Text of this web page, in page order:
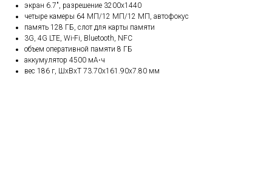
экран 6.7", разрешение 3200x1440
четыре камеры 64 МП/12 МП/12 МП, автофокус
память 128 ГБ, слот для карты памяти
3G, 4G LTE, Wi-Fi, Bluetooth, NFC
объем оперативной памяти 8 ГБ
аккумулятор 4500 мА⋅ч
вес 186 г, ШxВxТ 73.70x161.90x7.80 мм